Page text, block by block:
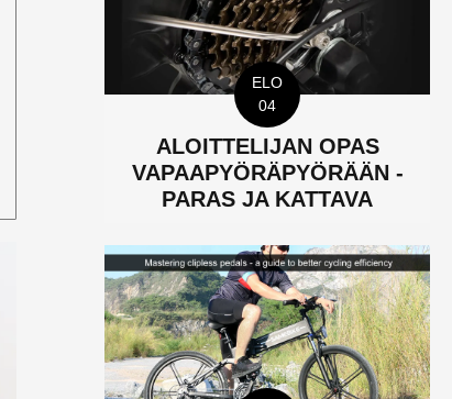
ELO
04
ALOITTELIJAN OPAS
VAPAAPYÖRÄPYÖRÄÄN -
PARAS JA KATTAVA